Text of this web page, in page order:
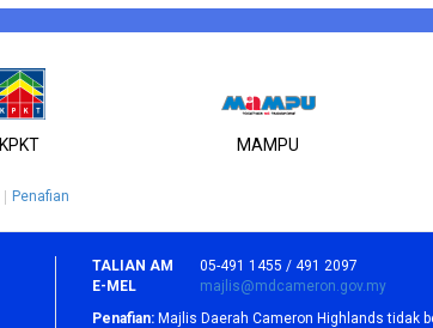
KPKT MAMPU
Penafian
TALIAN AM 05-491 1455 / 491 2097
E-MEL
majlis@mdcameron.gov.my
Penafian: Majlis Daerah Cameron Highlands tidak